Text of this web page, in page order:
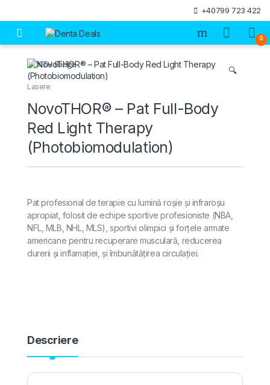
+40799 723 422
Open 0
🔍
Lasere
NovoTHOR® – Pat Full-Body
Red Light Therapy
(Photobiomodulation)
Pat profesional de terapie cu lumină roșie și infraroșu
apropiat, folosit de echipe sportive profesioniste (NBA,
NFL, MLB, NHL, MLS), sportivi olimpici și forțele armate
americane pentru recuperare musculară, reducerea
durerii și inflamației, și îmbunătățirea circulației.
Descriere